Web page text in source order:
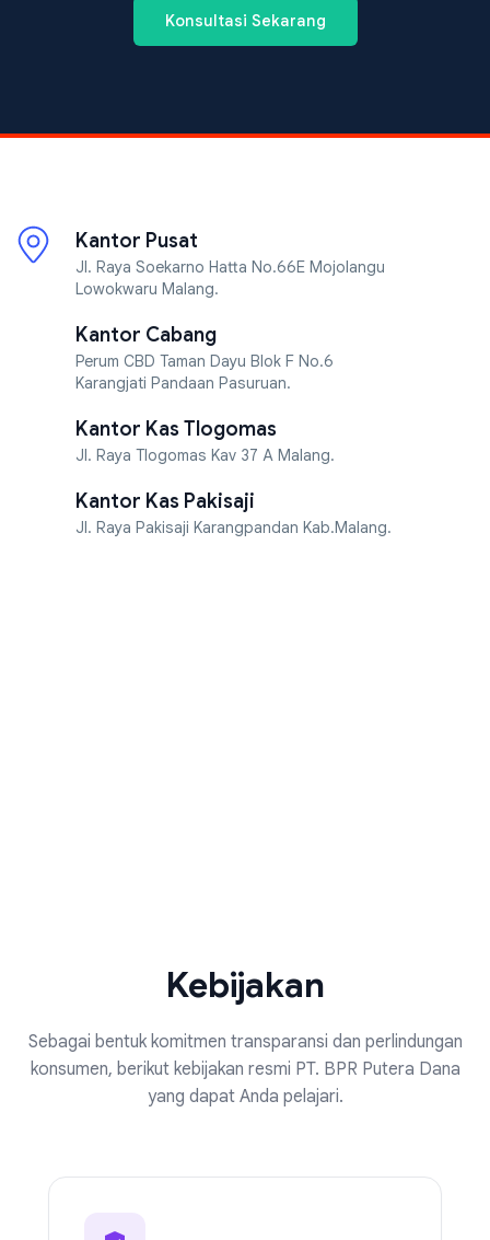
Konsultasi Sekarang
Kantor Pusat
Jl. Raya Soekarno Hatta No.66E Mojolangu
Lowokwaru Malang.
Kantor Cabang
Perum CBD Taman Dayu Blok F No.6
Karangjati Pandaan Pasuruan.
Kantor Kas Tlogomas
Jl. Raya Tlogomas Kav 37 A Malang.
Kantor Kas Pakisaji
Jl. Raya Pakisaji Karangpandan Kab.Malang.
Kebijakan
Sebagai bentuk komitmen transparansi dan perlindungan
konsumen, berikut kebijakan resmi PT. BPR Putera Dana
yang dapat Anda pelajari.